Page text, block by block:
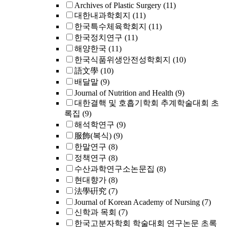
Archives of Plastic Surgery (11)
대한내과학회지 (11)
한국특수체육학회지 (11)
한국정치연구 (11)
해양한국 (11)
한국식품위생안전성학회지 (10)
語文學 (10)
배달말 (9)
Journal of Nutrition and Health (9)
대한결핵 및 호흡기학회 추계학술대회 초
록집 (9)
해석학연구 (9)
服飾(복식) (9)
한말연구 (8)
정책연구 (8)
수산과학연구소논문집 (8)
현대향가 (8)
法學硏究 (7)
Journal of Korean Academy of Nursing (7)
신학과 목회 (7)
한국고분자학회 학술대회 연구논문 초록